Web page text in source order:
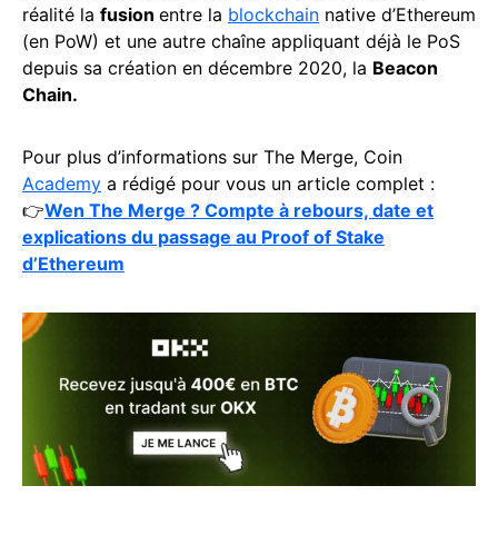
réalité la fusion entre la blockchain native d’Ethereum
(en PoW) et une autre chaîne appliquant déjà le PoS
depuis sa création en décembre 2020, la Beacon
Chain.
Pour plus d’informations sur The Merge, Coin
Academy a rédigé pour vous un article complet :
👉Wen The Merge ? Compte à rebours, date et
explications du passage au Proof of Stake
d’Ethereum